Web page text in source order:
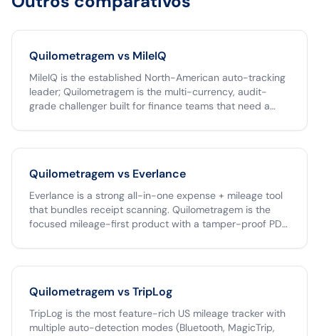
Quilometragem vs MileIQ
MileIQ is the established North-American auto-tracking
leader; Quilometragem is the multi-currency, audit-
grade challenger built for finance teams that need a
team operates only in USD, MileIQ is a fine choice. If you
operate across the Americas, run reimbursements
Quilometragem is the better fit.
Quilometragem vs Everlance
Everlance is a strong all-in-one expense + mileage tool
that bundles receipt scanning. Quilometragem is the
focused mileage-first product with a tamper-proof PDF,
Pick Everlance if you want one app to capture both
mileage and paper receipts; pick Quilometragem if your
already have an expense tool.
Quilometragem vsTripLog
TripLog is the most feature-rich US mileage tracker with
multiple auto-detection modes (Bluetooth, MagicTrip,